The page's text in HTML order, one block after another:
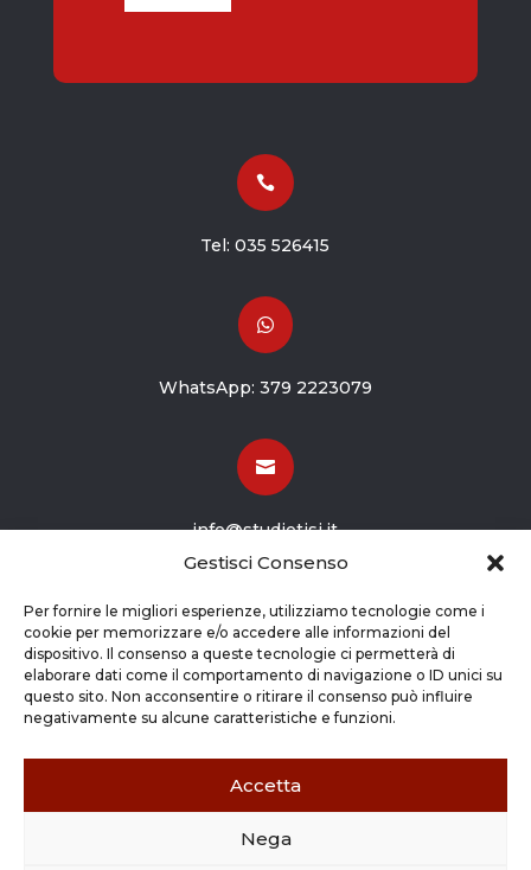
Gestisci Consenso
Per fornire le migliori esperienze, utilizziamo tecnologie come i
cookie per memorizzare e/o accedere alle informazioni del
dispositivo. Il consenso a queste tecnologie ci permetterà di
elaborare dati come il comportamento di navigazione o ID unici su
questo sito. Non acconsentire o ritirare il consenso può influire
negativamente su alcune caratteristiche e funzioni.
Accetta
Nega

Tel:035 526415

WhatsApp: 379 2223079

info@studiotisi.it

Viale Europa 8
Grassobbio BG (24050)
Copyright © 2026 STUDIO TISI SRL –